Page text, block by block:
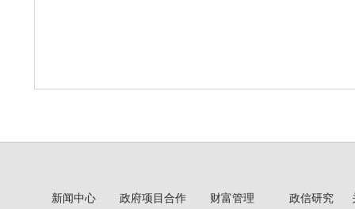
新闻中心 政府项目合作 财富管理 政信研究